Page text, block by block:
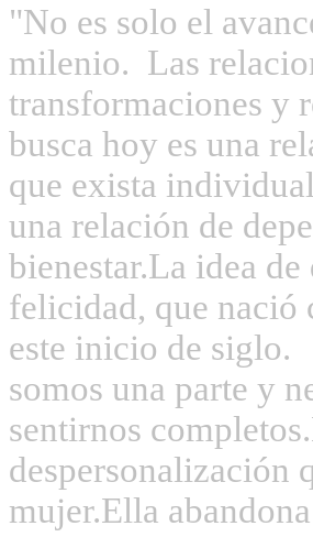
"No es solo el
milenio. Las
transformaciones y
busca hoy es una
que exista
una relación de
bienestar.La idea de
felicidad, que nació
este inicio de siglo.
somos una parte y
sentirnos completos.
despersonalización
mujer.Ella